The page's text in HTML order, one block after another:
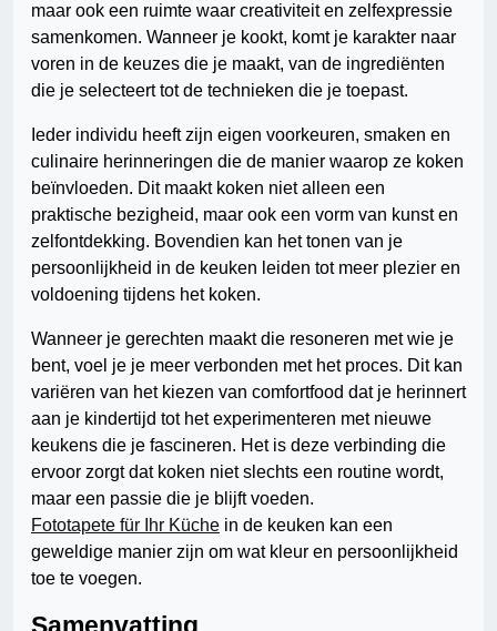
maar ook een ruimte waar creativiteit en zelfexpressie
samenkomen. Wanneer je kookt, komt je karakter naar
voren in de keuzes die je maakt, van de ingrediënten
die je selecteert tot de technieken die je toepast.
Ieder individu heeft zijn eigen voorkeuren, smaken en
culinaire herinneringen die de manier waarop ze koken
beïnvloeden. Dit maakt koken niet alleen een
praktische bezigheid, maar ook een vorm van kunst en
zelfontdekking. Bovendien kan het tonen van je
persoonlijkheid in de keuken leiden tot meer plezier en
voldoening tijdens het koken.
Wanneer je gerechten maakt die resoneren met wie je
bent, voel je je meer verbonden met het proces. Dit kan
variëren van het kiezen van comfortfood dat je herinnert
aan je kindertijd tot het experimenteren met nieuwe
keukens die je fascineren. Het is deze verbinding die
ervoor zorgt dat koken niet slechts een routine wordt,
maar een passie die je blijft voeden.
Fototapete für Ihr Küche in de keuken kan een
geweldige manier zijn om wat kleur en persoonlijkheid
toe te voegen.